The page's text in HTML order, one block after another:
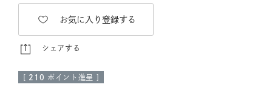
お気に入り登録する
シェアする
[ 210 ポイント進呈 ]